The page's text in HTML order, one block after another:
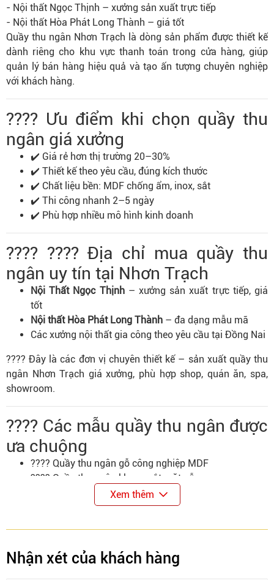
- Nội thất Ngọc Thịnh – xưởng sản xuất trực tiếp
- Nội thất Hòa Phát Long Thành – giá tốt
Quầy thu ngân Nhơn Trạch là dòng sản phẩm được thiết kế
dành riêng cho khu vực thanh toán trong cửa hàng, giúp
quản lý bán hàng hiệu quả và tạo ấn tượng chuyên nghiệp
với khách hàng.
???? Ưu điểm khi chọn quầy thu
ngân giá xưởng
✔️ Giá rẻ hơn thị trường 20–30%
✔️ Thiết kế theo yêu cầu, đúng kích thước
✔️ Chất liệu bền: MDF chống ẩm, inox, sắt
✔️ Thi công nhanh 2–5 ngày
✔️ Phù hợp nhiều mô hình kinh doanh
???? ???? Địa chỉ mua quầy thu
ngân uy tín tại Nhơn Trạch
Nội Thất Ngọc Thịnh– xưởng sản xuất trực tiếp, giá
tốt
Nội thất Hòa Phát Long Thành – đa dạng mẫu mã
Các xưởng nội thất gia công theo yêu cầu tại Đồng Nai
???? Đây là các đơn vị chuyên thiết kế – sản xuất quầy thu
ngân Nhơn Trạch giá xưởng, phù hợp shop, quán ăn, spa,
showroom.
???? Các mẫu quầy thu ngân được
ưa chuộng
???? Quầy thu ngân gỗ công nghiệp MDF
???? Quầy thu ngân khung sắt mặt gỗ
⚪ Quầy thu ngân mini cho shop nhỏ
???? Quầy thu ngân chữ L sang trọng
???? Báo giá quầy thu ngân Nhơn
Trạch (tham khảo)
Xem thêm
Nhận xét của khách hàng